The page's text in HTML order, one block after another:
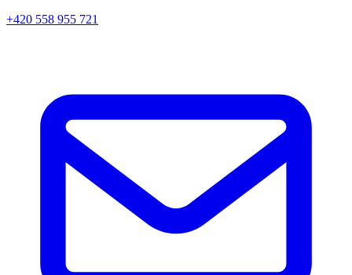
+420 558 955 721